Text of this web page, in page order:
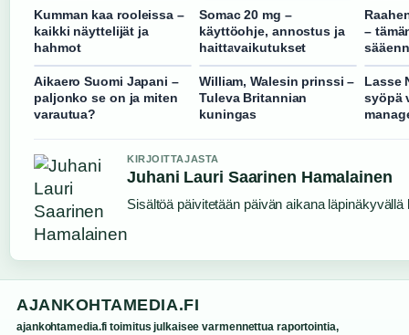
Kumman kaa rooleissa –
kaikki näyttelijät ja
hahmot
Somac 20 mg –
käyttöohje, annostus ja
haittavaikutukset
–
Aikaero Suomi Japani –
paljonko se on ja miten
varautua?
William, Walesin prinssi –
Tuleva Britannian
kuningas
Lasse
syöpä
KIRJOITTAJASTA
Juhani Lauri Saarinen Hamalainen
Sisältöä päivitetään päivän aikana läpinäkyvällä
AJANKOHTAMEDIA.FI
ajankohtamedia.fi toimitus julkaisee varmennettua raportointia,